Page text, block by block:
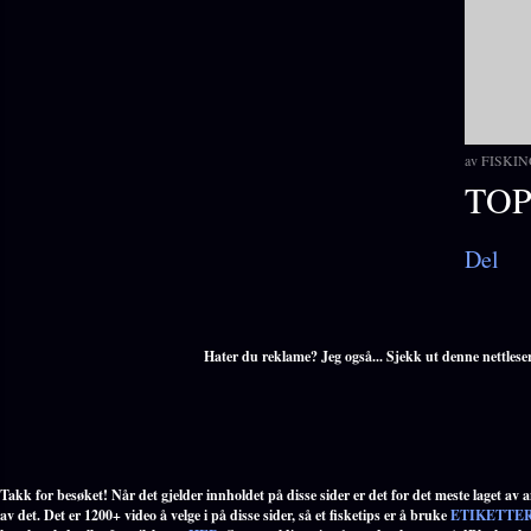
av
Del
Hater du reklame? Jeg også... Sjekk ut denne
Takk for besøket! Når det gjelder innholdet på disse sider er det for det meste laget
av det. Det er 1200+ video å velge i på disse sider, så et fisketips er å bruke